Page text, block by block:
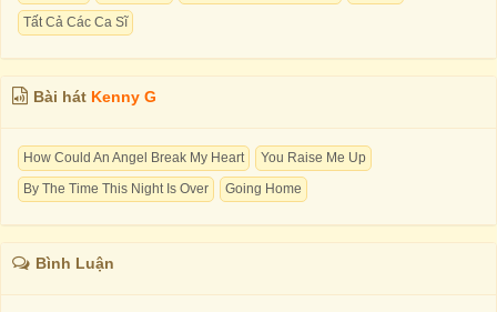
Tất Cả Các Ca Sĩ
Bài hát Kenny G
How Could An Angel Break My Heart
You Raise Me Up
By The Time This Night Is Over
Going Home
Bình Luận